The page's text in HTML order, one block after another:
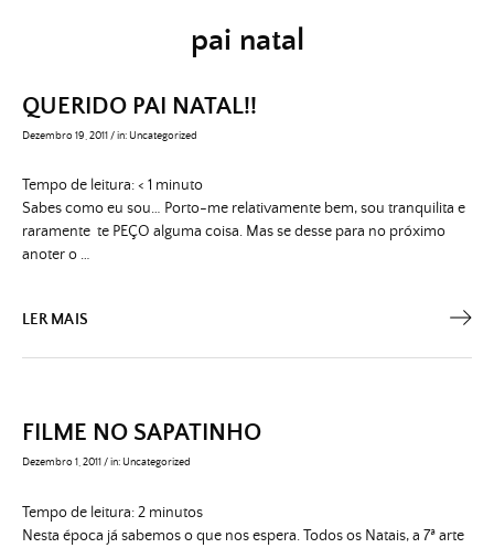
pai natal
QUERIDO PAI NATAL!!
Dezembro 19, 2011/in: Uncategorized
Tempo de leitura:< 1 minuto
Sabes como eu sou… Porto-me relativamente bem, sou tranquilita e
raramente te PEÇO alguma coisa. Mas se desse para no próximo
anoter o …
LER MAIS
FILME NO SAPATINHO
Dezembro 1, 2011/in: Uncategorized
Tempo de leitura:2 minutos
Nesta época já sabemos o que nos espera. Todos os Natais, a 7ª arte